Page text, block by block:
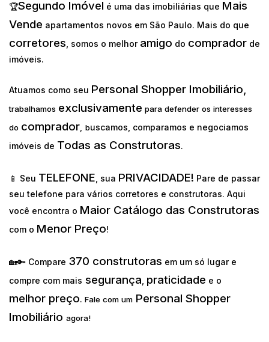
🏆Segundo Imóvel é uma das imobiliárias que Mais
Vende apartamentos novos em São Paulo. Mais do que
corretores , somos o melhor amigo do comprador de
imóveis.
Atuamos como seu Personal Shopper Imobiliário,
trabalhamos exclusivamente para defender os interesses
do comprador, buscamos, comparamos e negociamos
imóveis de Todas as Construtoras.
📱 Seu TELEFONE , sua PRIVACIDADE! Pare de passar
seu telefone para vários corretores e construtoras. Aqui
você encontra o Maior Catálogo das Construtoras
com o Menor Preço!
🏡🔑 Compare 370 construtoras em um só lugar e
compre com mais segurança praticidade e o
melhor preço. Fale com um Personal Shopper
Imobiliário agora!